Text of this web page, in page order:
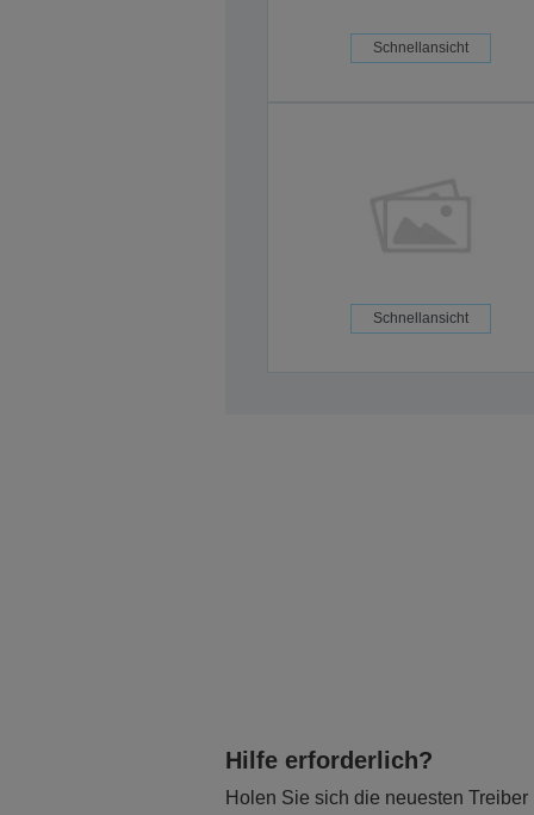
Schnellansicht
Schnellansicht
Hilfe erforderlich?
Holen Sie sich die neuesten Treiber